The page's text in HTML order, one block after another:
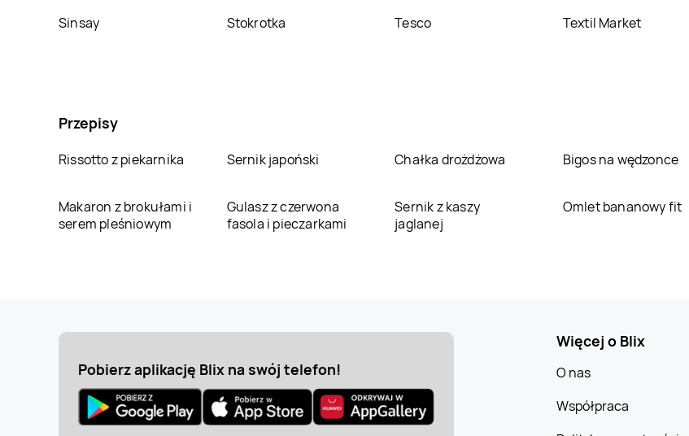
Sinsay Stokrotka Tesco Textil Market
Przepisy
Rissotto z piekarnika Sernik japoński Chałka drożdżowa Bigos na wędzonce
Makaron z brokułami i
serem pleśniowym
Gulasz z czerwona
fasola i pieczarkami
Sernik z kaszy
jaglanej
Omlet bananowy fit
Pobierz aplikację Blix na swój telefon!
Więcej o Blix
O nas
Współpraca